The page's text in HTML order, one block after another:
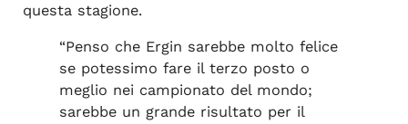
questa stagione.
“Penso che Ergin sarebbe molto felice
se potessimo fare il terzo posto o
meglio nei campionato del mondo;
sarebbe un grande risultato per il